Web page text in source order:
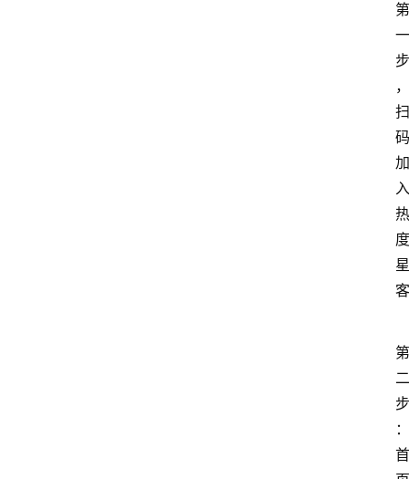
第
一
步
，
扫
码
加
入
热
度
星
客
第
二
步
：
首